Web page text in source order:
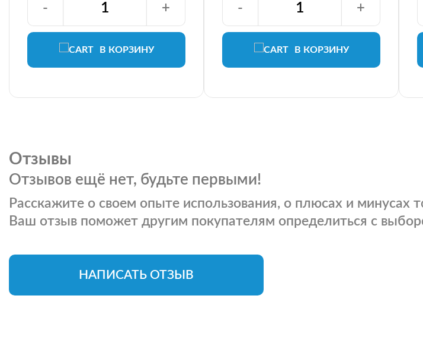
В КОРЗИНУ
- +
В КОРЗИНУ
- +
Отзывы
Отзывов ещё нет, будьте первыми!
Расскажите о своем опыте использования, о плюсах и минусах
Ваш отзыв поможет другим покупателям определиться с
НАПИСАТЬ ОТЗЫВ